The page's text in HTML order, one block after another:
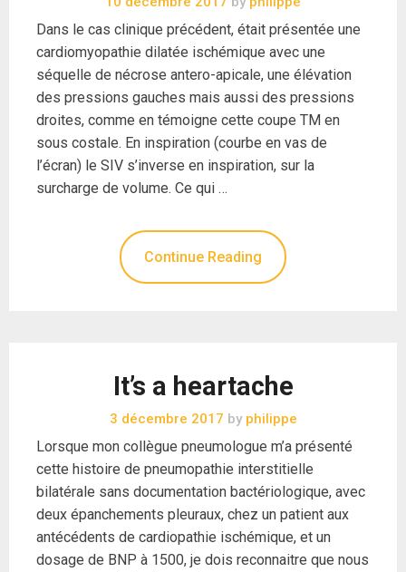
Dans le cas clinique précédent, était présentée une
cardiomyopathie dilatée ischémique avec une
séquelle de nécrose antero-apicale, une élévation
des pressions gauches mais aussi des pressions
droites, comme en témoigne cette coupe TM en
sous costale. En inspiration (courbe en vas de
l’écran) le SIV s’inverse en inspiration, sur la
surcharge de volume. Ce qui …
Continue Reading
It’s a heartache
3 décembre 2017 byphilippe
Lorsque mon collègue pneumologue m’a présenté
cette histoire de pneumopathie interstitielle
bilatérale sans documentation bactériologique, avec
deux épanchements pleuraux, chez un patient aux
antécédents de cardiopathie ischémique, et un
dosage de BNP à 1500, je dois reconnaitre que nous